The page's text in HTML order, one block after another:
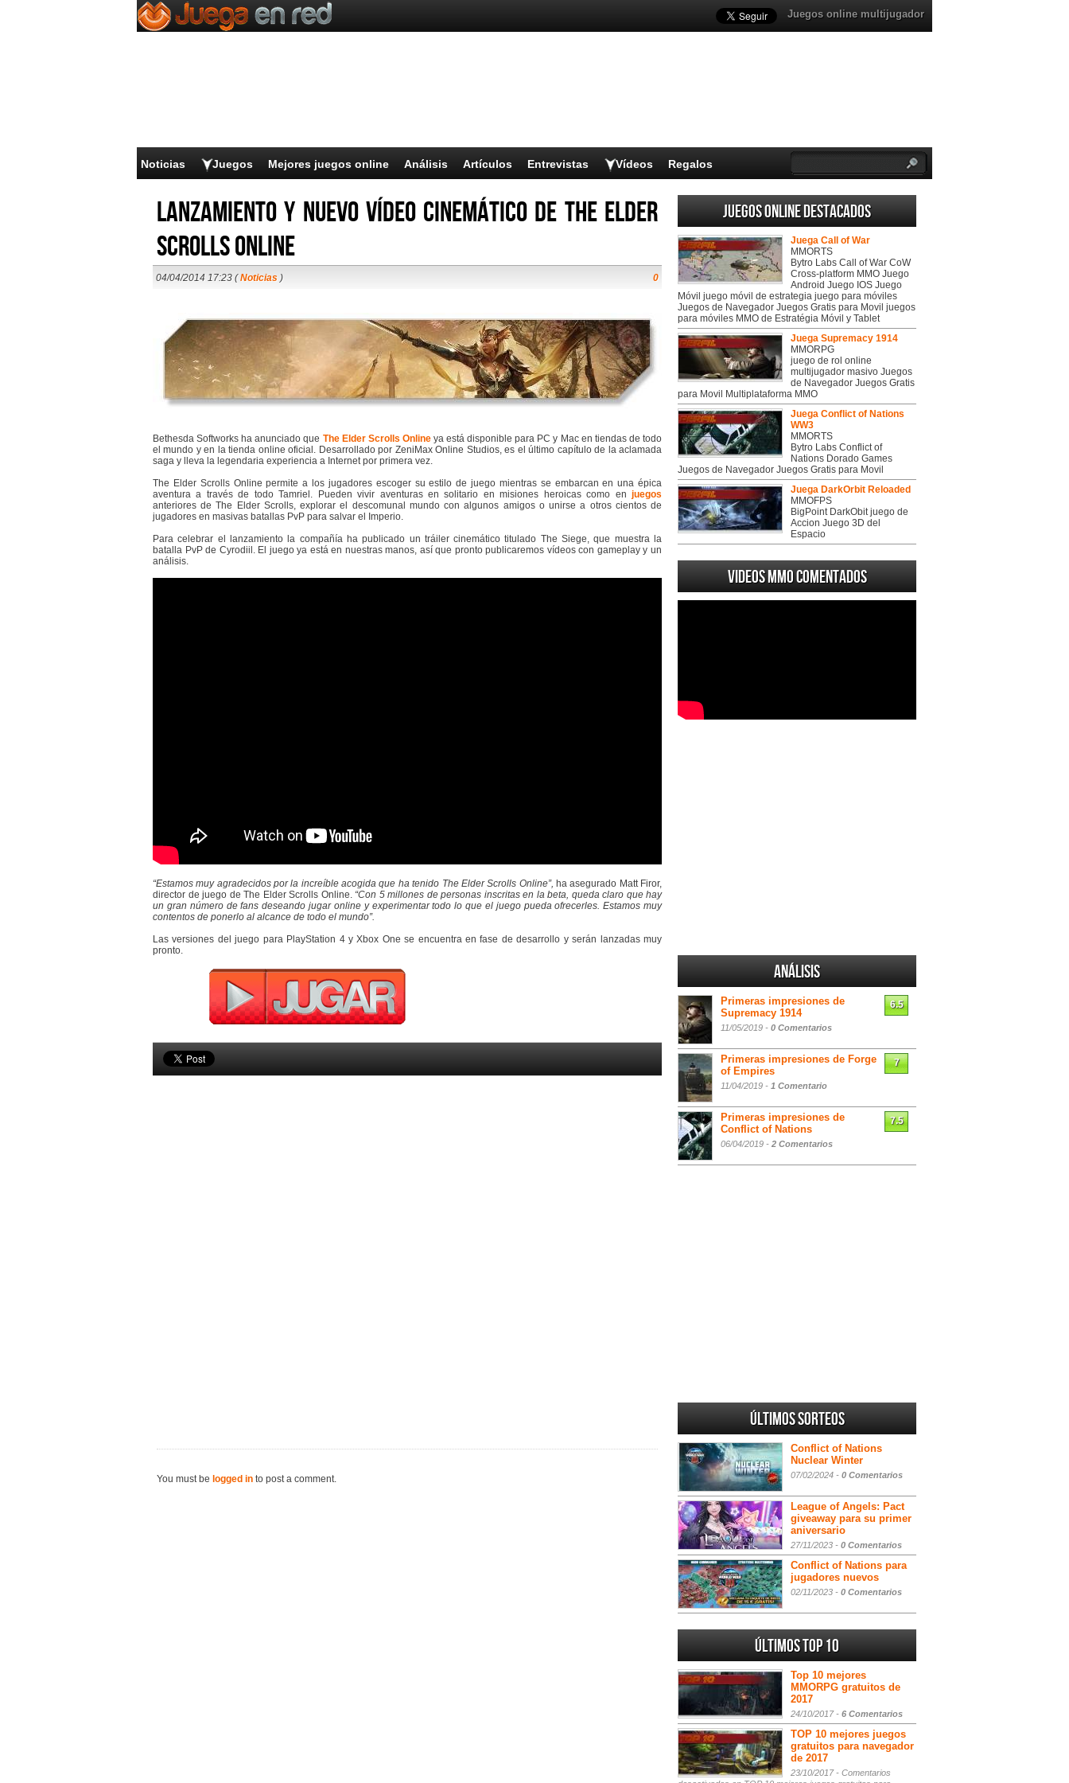
Juegos online multijugador
Noticias Juegos Mejores juegos online Análisis Artículos Entrevistas Vídeos Regalos
Lanzamiento y nuevo vídeo cinemático de The Elder
Scrolls Online
04/04/2014 17:23 (Noticias ) 0
Bethesda Softworks ha anunciado que The Elder Scrolls Onlineya está disponible para PC y Mac en tiendas de todo
el mundo y en la tienda online oficial. Desarrollado por ZeniMax Online Studios, es el último capítulo de la aclamada
saga y lleva la legendaria experiencia a Internet por primera vez.
The Elder Scrolls Online permite a los jugadores escoger su estilo de juego mientras se embarcan en una épica
aventura a través de todo Tamriel. Pueden vivir aventuras en solitario en misiones heroicas como en juegos
anteriores de The Elder Scrolls, explorar el descomunal mundo con algunos amigos o unirse a otros cientos de
jugadores en masivas batallas PvP para salvar el Imperio.
Para celebrar el lanzamiento la compañía ha publicado un tráiler cinemático titulado The Siege, que muestra la
batalla PvP de Cyrodiil. El juego ya está en nuestras manos, así que pronto publicaremos vídeos con gameplay y un
análisis.
“Estamos muy agradecidos por la increíble acogida que ha tenido The Elder Scrolls Online”, ha asegurado Matt Firor,
director de juego de The Elder Scrolls Online. “Con 5 millones de personas inscritas en la beta, queda claro que hay
un gran número de fans deseando jugar online y experimentar todo lo que el juego pueda ofrecerles. Estamos muy
contentos de ponerlo al alcance de todo el mundo”.
Las versiones del juego para PlayStation 4 y Xbox One se encuentra en fase de desarrollo y serán lanzadas muy
pronto.
You must be logged in to post a comment.
Juegos online destacados
Juega Call of War
MMORTS
Bytro Labs Call of War CoW
Cross-platform MMO Juego
Android Juego IOS Juego
Móvil juego móvil de estrategia juego para móviles
Juegos de Navegador Juegos Gratis para Movil juegos
para móviles MMO de Estratégia Móvil y Tablet
Juega Supremacy 1914
MMORPG
juego de rol online
multijugador masivo Juegos
de Navegador Juegos Gratis
para Movil Multiplataforma MMO
Juega Conflict of Nations
WW3
MMORTS
Bytro Labs Conflict of
Nations Dorado Games
Juegos de Navegador Juegos Gratis para Movil
Juega DarkOrbit Reloaded
MMOFPS
BigPoint DarkObit juego de
Accion Juego 3D del
Espacio
Videos MMO Comentados
Análisis
Primeras impresiones de
Supremacy 1914
11/05/2019 - 0 Comentarios
6.5
Primeras impresiones de Forge
of Empires
11/04/2019 - 1 Comentario
7
Primeras impresiones de
Conflict of Nations
06/04/2019 - 2 Comentarios
7.5
Últimos sorteos
Conflict of Nations
Nuclear Winter
07/02/2024 - 0 Comentarios
League of Angels: Pact
giveaway para su primer
aniversario
27/11/2023 - 0 Comentarios
Conflict of Nations para
jugadores nuevos
02/11/2023 - 0 Comentarios
Últimos Top 10
Top 10 mejores
MMORPG gratuitos de
2017
24/10/2017 - 6 Comentarios
TOP 10 mejores juegos
gratuitos para navegador
de 2017
23/10/2017 - Comentarios